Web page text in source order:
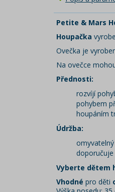
Petite & Mars
Houpačka
Ovečka je
Na ovečce
Přednosti:
rozvíjí
pohybem
houpáním
Údržba:
Vyberte dětem
Vhodné pro děti